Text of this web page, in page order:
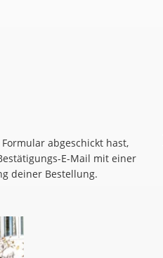
abgeschickt hast,
E-Mail mit einer
deiner Bestellung.